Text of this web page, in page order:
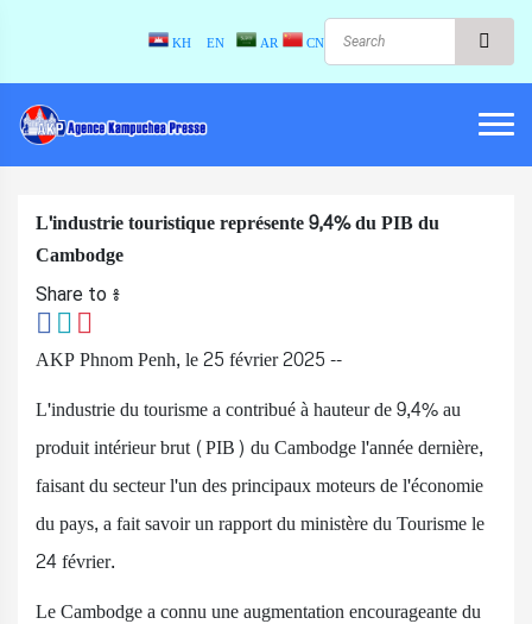
KH EN AR CN
L'industrie touristique représente 9,4% du PIB du
Cambodge
Share to ៖​
AKP Phnom Penh, le 25 février 2025 --
L'industrie du tourisme a contribué à hauteur de 9,4% au
produit intérieur brut (PIB) du Cambodge l'année dernière,
faisant du secteur l'un des principaux moteurs de l'économie
du pays, a fait savoir un rapport du ministère du Tourisme le
24 février.
Le Cambodge a connu une augmentation encourageante du